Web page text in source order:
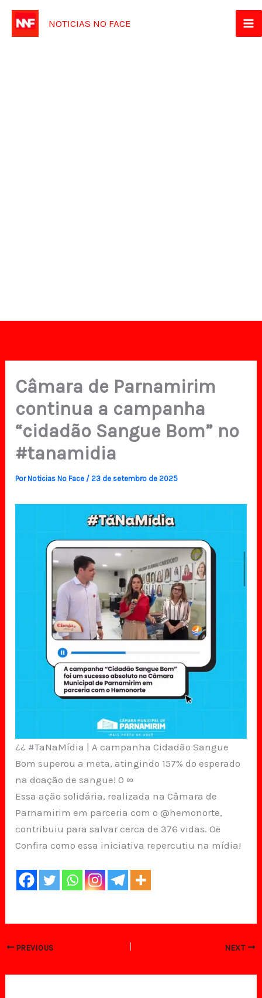
para
NOTICIAS NO FACE
Câmara de Parnamirim
continua a campanha
“cidadão Sangue Bom” no
#tanamidia
PorNoticias No Face /23 de setembro de 2025
¿¿ #TaNaMídia | A campanha Cidadão Sangue
Bom superou a meta, atingindo 157% do esperado
na doação de sangue! 0 ∞
Essa ação solidária, realizada na Câmara de
Parnamirim em parceria com o @hemonorte,
contribuiu para salvar cerca de 376 vidas. Oë
Confira como essa iniciativa repercutiu na mídia!
PREVIOUS NEXT